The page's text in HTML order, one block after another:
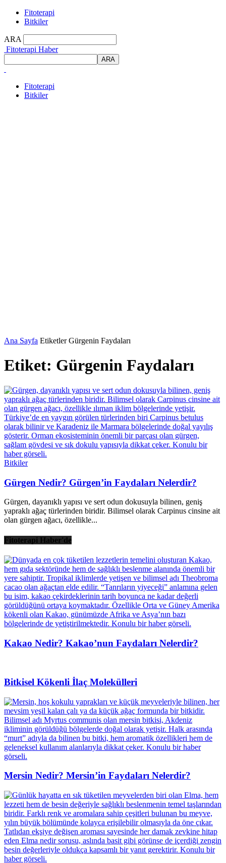
Fitoterapi
Bitkiler
ARA
Fitoterapi Haber
Fitoterapi
Bitkiler
Ana Sayfa Etiketler Gürgenin Faydaları
Etiket: Gürgenin Faydaları
Bitkiler
Gürgen Nedir? Gürgen’in Faydaları Nelerdir?
Gürgen, dayanıklı yapısı ve sert odun dokusuyla bilinen, geniş
yapraklı ağaç türlerinden biridir. Bilimsel olarak Carpinus cinsine ait
olan gürgen ağacı, özellikle...
Fitoterapi Haber'de
Kakao Nedir? Kakao’nun Faydaları Nelerdir?
Bitkisel Kökenli İlaç Molekülleri
Mersin Nedir? Mersin’in Faydaları Nelerdir?